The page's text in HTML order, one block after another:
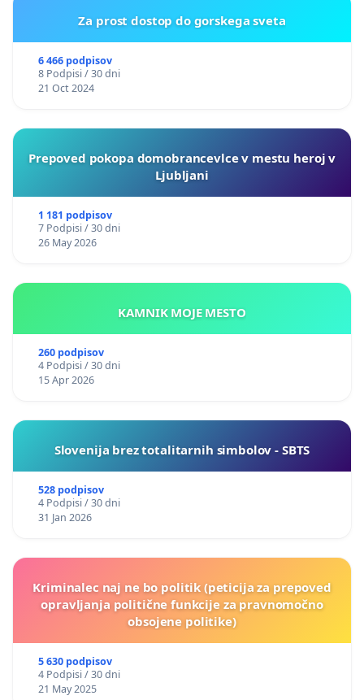
Za prost dostop do gorskega sveta
6 466 podpisov
8 Podpisi / 30 dni
21 Oct 2024
Prepoved pokopa domobrancevlce v mestu heroj v
Ljubljani
1 181 podpisov
7 Podpisi / 30 dni
26 May 2026
KAMNIK MOJE MESTO
260 podpisov
4 Podpisi / 30 dni
15 Apr 2026
Slovenija brez totalitarnih simbolov - SBTS
528 podpisov
4 Podpisi / 30 dni
31 Jan 2026
Kriminalec naj ne bo politik (peticija za prepoved
opravljanja politične funkcije za pravnomočno
obsojene politike)
5 630 podpisov
4 Podpisi / 30 dni
21 May 2025